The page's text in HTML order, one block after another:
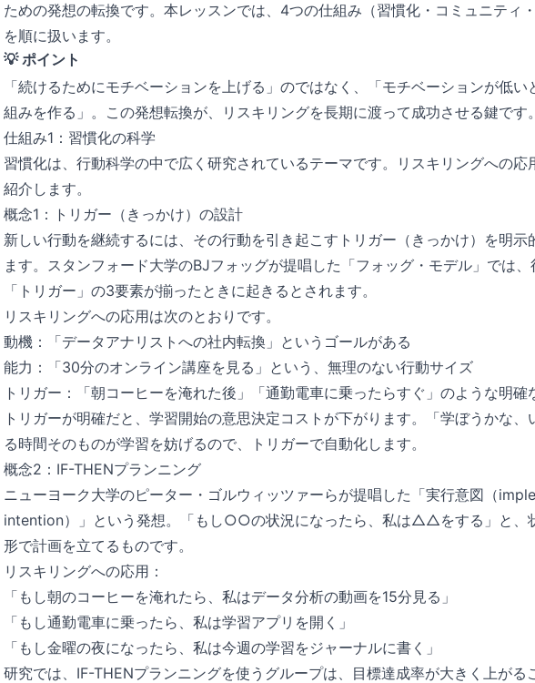
ための発想の転換です。本レッスンでは、4つの仕組み（習慣化・コミュニティ
を順に扱います。
💡 ポイント
「続けるためにモチベーションを上げる」のではなく、「モチベーションが低
組みを作る」。この発想転換が、リスキリングを長期に渡って成功させる鍵です。
仕組み1：習慣化の科学
習慣化は、行動科学の中で広く研究されているテーマです。リスキリングへの応
紹介します。
概念1：トリガー（きっかけ）の設計
新しい行動を継続するには、その行動を引き起こすトリガー（きっかけ）を明示
ます。スタンフォード大学のBJフォッグが提唱した「フォッグ・モデル」では、
「トリガー」の3要素が揃ったときに起きるとされます。
リスキリングへの応用は次のとおりです。
動機：「データアナリストへの社内転換」というゴールがある
能力：「30分のオンライン講座を見る」という、無理のない行動サイズ
トリガー：「朝コーヒーを淹れた後」「通勤電車に乗ったらすぐ」のような明確
トリガーが明確だと、学習開始の意思決定コストが下がります。「学ぼうかな、
る時間そのものが学習を妨げるので、トリガーで自動化します。
概念2：IF-THENプランニング
ニューヨーク大学のピーター・ゴルウィッツァーらが提唱した「実行意図（
intention）」という発想。「もし○○の状況になったら、私は△△をする」と、
形で計画を立てるものです。
リスキリングへの応用：
「もし朝のコーヒーを淹れたら、私はデータ分析の動画を15分見る」
「もし通勤電車に乗ったら、私は学習アプリを開く」
「もし金曜の夜になったら、私は今週の学習をジャーナルに書く」
研究では、IF-THENプランニングを使うグループは、目標達成率が大きく上がる